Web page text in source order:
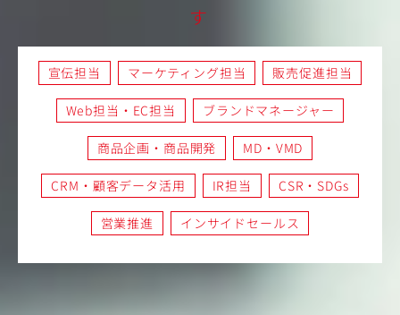
す
宣伝担当 マーケティング担当 販売促進担当
Web担当・EC担当 ブランドマネージャー
商品企画・商品開発 MD・VMD
CRM・顧客データ活用 IR担当 CSR・SDGs
営業推進 インサイドセールス